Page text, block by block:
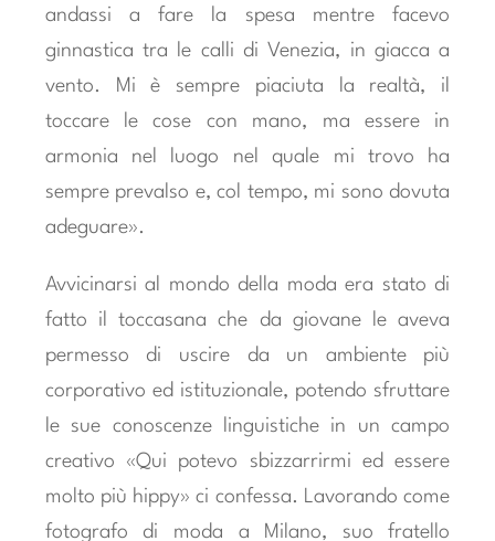
andassi a fare la spesa mentre facevo
ginnastica tra le calli di Venezia, in giacca a
vento. Mi è sempre piaciuta la realtà, il
toccare le cose con mano, ma essere in
armonia nel luogo nel quale mi trovo ha
sempre prevalso e, col tempo, mi sono dovuta
adeguare».
Avvicinarsi al mondo della moda era stato di
fatto il toccasana che da giovane le aveva
permesso di uscire da un ambiente più
corporativo ed istituzionale, potendo sfruttare
le sue conoscenze linguistiche in un campo
creativo «Qui potevo sbizzarrirmi ed essere
molto più hippy» ci confessa. Lavorando come
fotografo di moda a Milano, suo fratello